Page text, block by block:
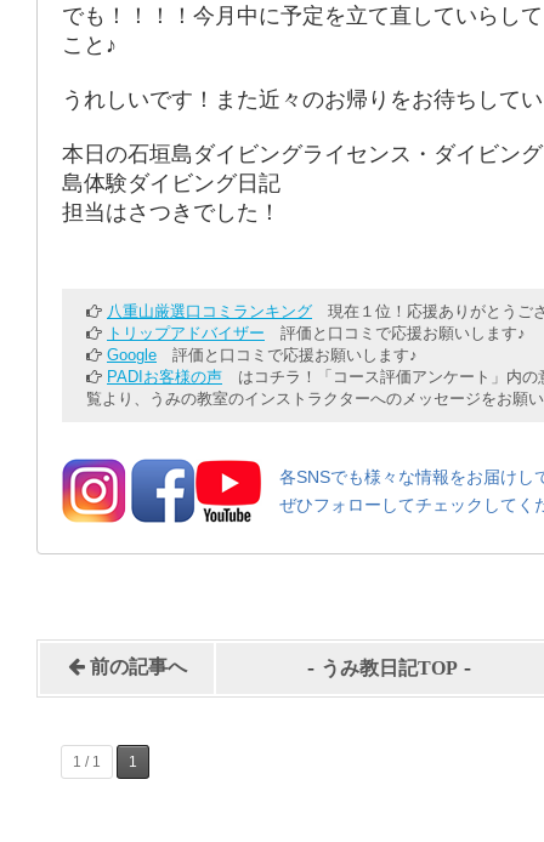
でも！！！！今月中に予定を立て直していらし
こと♪
うれしいです！また近々のお帰りをお待ちして
本日の石垣島ダイビングライセンス・ダイビン
島体験ダイビング日記
担当はさつきでした！
八重山厳選口コミランキング 現在１位！応援ありがとうご
トリップアドバイザー 評価と口コミで応援お願いします♪
Google 評価と口コミで応援お願いします♪
PADIお客様の声 はコチラ！「コース評価アンケート」内の
覧より、うみの教室のインストラクターへのメッセージをお願
各SNSでも様々な情報をお届けし
ぜひフォローしてチェックしてく
前の記事へ - うみ教日記TOP -
1 / 1 1